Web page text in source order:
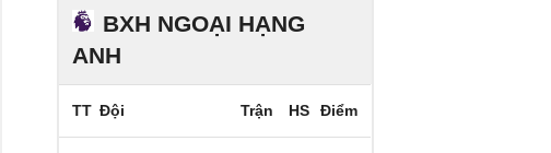
BXH NGOẠI HẠNG
ANH
TT Đội Trận HS Điểm